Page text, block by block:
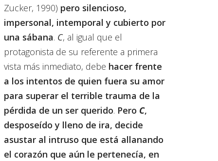
Zucker, 1990) pero silencioso,
impersonal, intemporal y cubierto por
una sábana. C, al igual que el
protagonista de su referente a primera
vista más inmediato, debe hacer frente
a los intentos de quien fuera su amor
para superar el terrible trauma de la
pérdida de un ser querido. Pero C,
desposeído y lleno de ira, decide
asustar al intruso que está allanando
el corazón que aún le pertenecía, en